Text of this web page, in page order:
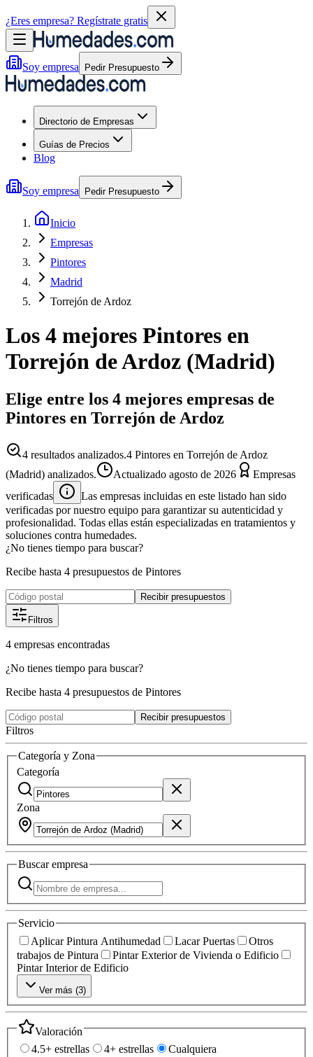
¿Eres empresa? Regístrate gratis
Soy empresa Pedir Presupuesto
Directorio de Empresas
Guías de Precios
Blog
Soy empresa Pedir Presupuesto
Inicio
Empresas
Pintores
Madrid
Torrejón de Ardoz
Los 4 mejores Pintores en
Torrejón de Ardoz (Madrid)
Elige entre los 4 mejores empresas de
Pintores en Torrejón de Ardoz
4 resultados analizados.4 Pintores en Torrejón de Ardoz
(Madrid) analizados.
Actualizado agosto de 2026
Empresas
verificadas
Las empresas incluidas en este listado han sido
verificadas por nuestro equipo para garantizar su autenticidad y
profesionalidad. Todas ellas están especializadas en tratamientos y
soluciones contra humedades.
¿No tienes tiempo para buscar?
Recibe hasta 4 presupuestos de Pintores
Recibir presupuestos
Filtros
4 empresas encontradas
¿No tienes tiempo para buscar?
Recibe hasta 4 presupuestos de Pintores
Recibir presupuestos
Filtros
Categoría y Zona
Categoría
Zona
Buscarempresa
Servicio
Aplicar Pintura Antihumedad
Lacar Puertas
Otros
trabajos de Pintura
Pintar Exterior de Vivienda o Edificio
Pintar Interior de Edificio
Ver más (3)
Valoración
4.5+ estrellas
4+ estrellas Cualquiera